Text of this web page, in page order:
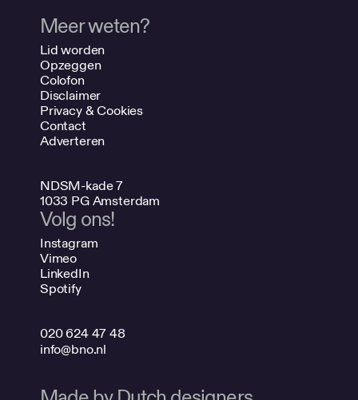
Meer weten?
Lid worden
Opzeggen
Colofon
Disclaimer
Privacy & Cookies
Contact
Adverteren
NDSM-kade 7
1033 PG Amsterdam
Volg ons!
Instagram
Vimeo
LinkedIn
Spotify
020 624 47 48
info@bno.nl